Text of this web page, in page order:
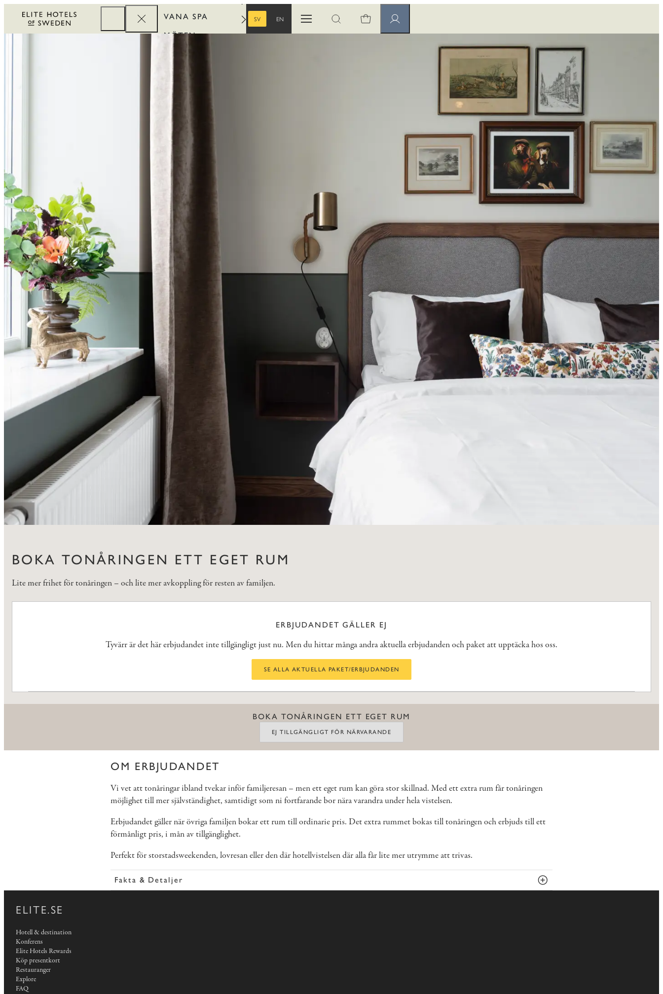
VANA SPA
MÖTEN
FÖRETAG
REWARDS
SV
EN
Öppna menynÖppna sök Medlemssidor
BOKA TONÅRINGEN ETT EGET RUM
Lite mer frihet för tonåringen – och lite mer avkoppling för resten av familjen.
ERBJUDANDET GÄLLER EJ
Tyvärr är det här erbjudandet inte tillgängligt just nu. Men du hittar många andra aktuella erbjudanden och paket att upptäcka hos oss.
SE ALLA AKTUELLA PAKET/ERBJUDANDEN
BOKA TONÅRINGEN ETT EGET RUM
EJ TILLGÄNGLIGT FÖR NÄRVARANDE
OM ERBJUDANDET
Vi vet att tonåringar ibland tvekar inför familjeresan – men ett eget rum kan göra stor skillnad. Med ett extra rum får tonåringen
möjlighet till mer självständighet, samtidigt som ni fortfarande bor nära varandra under hela vistelsen.
Erbjudandet gäller när övriga familjen bokar ett rum till ordinarie pris. Det extra rummet bokas till tonåringen och erbjuds till ett
förmånligt pris, i mån av tillgänglighet.
Perfekt för storstadsweekenden, lovresan eller den där hotellvistelsen där alla får lite mer utrymme att trivas.
Fakta & Detaljer
ELITE.SE
Hotell & destination
Konferens
Elite Hotels Rewards
Köp presentkort
Restauranger
Explore
FAQ